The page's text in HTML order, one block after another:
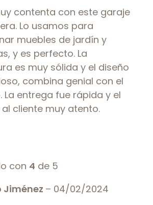
contenta con este garaje
Lo usamos para
muebles de jardín y
y es perfecto. La
es muy sólida y el diseño
combina genial con el
La entrega fue rápida y el
cliente muy atento.
con 4 de 5
Jiménez – 04/02/2024